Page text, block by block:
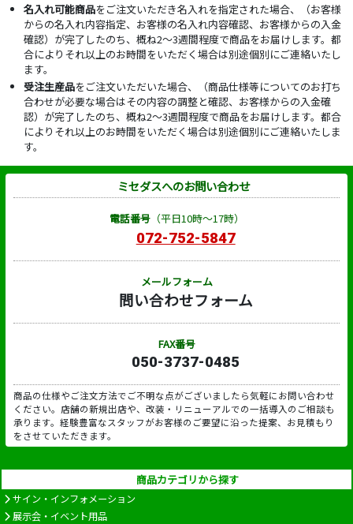
名入れ可能商品をご注文いただき名入れを指定された場合、（お客様
からの名入れ内容指定、お客様の名入れ内容確認、お客様からの入金
確認）が完了したのち、概ね2～3週間程度で商品をお届けします。都
合によりそれ以上のお時間をいただく場合は別途個別にご連絡いたし
ます。
受注生産品をご注文いただいた場合、（商品仕様等についてのお打ち
合わせが必要な場合はその内容の調整と確認、お客様からの入金確
認）が完了したのち、概ね2～3週間程度で商品をお届けします。都合
によりそれ以上のお時間をいただく場合は別途個別にご連絡いたしま
す。
ミセダスへのお問い合わせ
電話番号（平日10時～17時）
072-752-5847
メールフォーム
問い合わせフォーム
FAX番号
050-3737-0485
商品の仕様やご注文方法でご不明な点がございましたら気軽にお問い合わせ
ください。店舗の新規出店や、改装・リニューアルでの一括導入のご相談も
承ります。経験豊富なスタッフがお客様のご要望に沿った提案、お見積もり
をさせていただきます。
商品カテゴリから探す
サイン・インフォメーション
展示会・イベント用品